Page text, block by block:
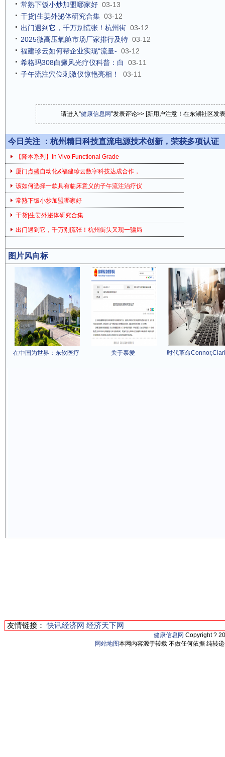
常熟下饭小炒加盟哪家好 03-13
干货|生姜外泌体研究合集 03-12
出门遇到它，千万别慌张！杭州街 03-12
2025微高压氧舱市场厂家排行及特 03-12
福建珍云如何帮企业实现“流量- 03-12
希格玛308白癜风光疗仪科普：白
03-11
子午流注穴位刺激仪惊艳亮相！
03-11
请进入“健康信息网”发表评论>> [新用户注意！在东湖社区发
今日关注 ： 杭州精日科技直流电源技术创新，荣获多项认证
【降本系列】In Vivo Functional Grade
厦门点盛自动化&福建珍云数字科技达成合作，
该如何选择一款具有临床意义的子午流注治疗仪
常熟下饭小炒加盟哪家好
干货|生姜外泌体研究合集
出门遇到它，千万别慌张！杭州街头又现一骗局
图片风向标
在中国为世界：东软医疗 关于泰爱 时代革命
友情链接：快讯经济网 经济天下网
健康信息网 Copyright ?
网站地图本网内容源于转载 不做任何依据 纯转